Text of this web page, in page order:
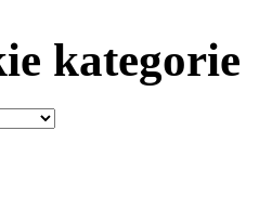
kategorie